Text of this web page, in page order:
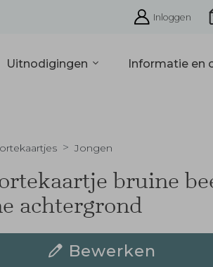
Inloggen
Uitnodigingen Informatie en
Jongen
bruine
achtergrond
Bewerken